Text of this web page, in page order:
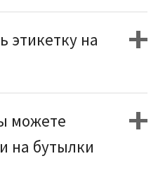
этикетку на
можете
на бутылки